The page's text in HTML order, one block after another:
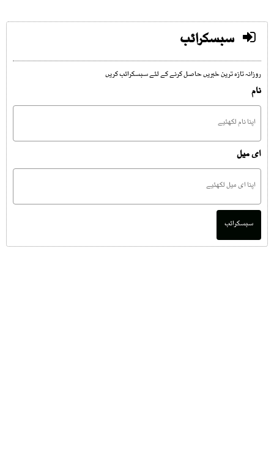
سبسکرائب
روزانہ تازہ ترین خبریں حاصل کرنے کے لئے سبسکرائب کریں
نام
ای میل
سبسکرائب